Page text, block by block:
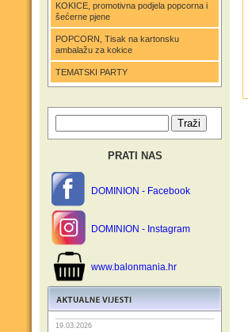
KOKICE, promotivna podjela popcorna i
šećerne pjene
POPCORN, Tisak na kartonsku
ambalažu za kokice
TEMATSKI PARTY
PRATI NAS
DOMINION - Facebook
DOMINION - Instagram
www.balonmania.hr
19.03.2026